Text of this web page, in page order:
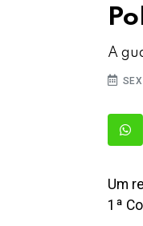
A
Um
1ª